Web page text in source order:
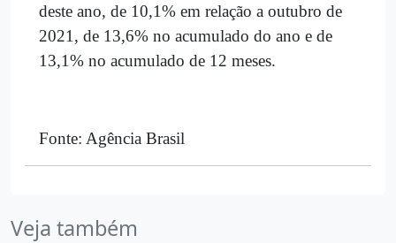
deste ano, de 10,1% em relação a outubro de
2021, de 13,6% no acumulado do ano e de
13,1% no acumulado de 12 meses.
Fonte: Agência Brasil
Veja também